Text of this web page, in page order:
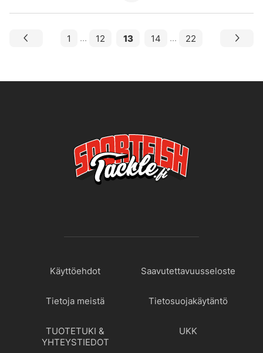
1 ... 12 13 14 ... 22
Käyttöehdot Saavutettavuusseloste
Tietoja meistä Tietosuojakäytäntö
TUOTETUKI &
YHTEYSTIEDOT
UKK